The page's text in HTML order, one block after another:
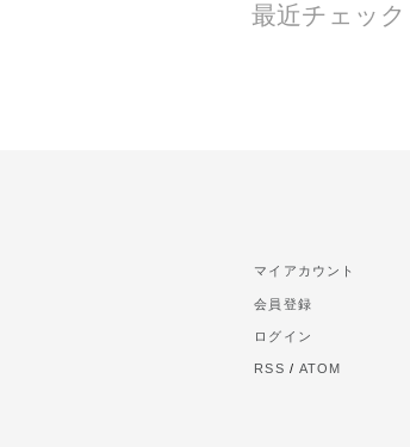
最近チェッ
マイアカウント
会員登録
ログイン
RSS /ATOM